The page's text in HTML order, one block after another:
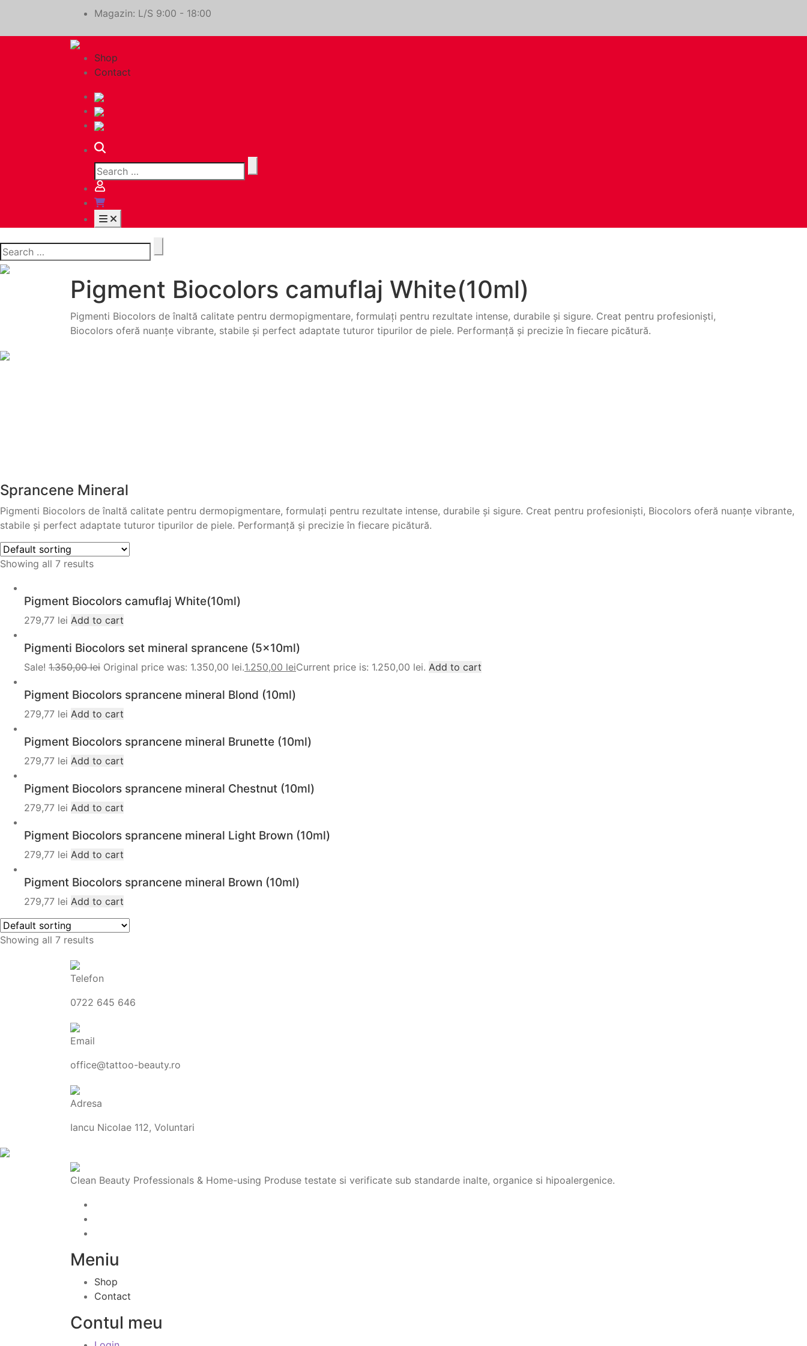
Magazin: L/S 9:00 - 18:00
Shop
Contact
Pigment Biocolors camuflaj White(10ml)
Pigmenti Biocolors de înaltă calitate pentru dermopigmentare, formulați pentru rezultate intense, durabile și sigure. Creat pentru profesioniști,
Biocolors oferă nuanțe vibrante, stabile și perfect adaptate tuturor tipurilor de piele. Performanță și precizie în fiecare picătură.
Sprancene Mineral
Pigmenti Biocolors de înaltă calitate pentru dermopigmentare, formulați pentru rezultate intense, durabile și sigure. Creat pentru profesioniști, Biocolors oferă nuanțe vibrante,
stabile și perfect adaptate tuturor tipurilor de piele. Performanță și precizie în fiecare picătură.
Showing all 7 results
Pigment Biocolors camuflaj White(10ml)
279,77 lei Add to cart
Pigmenti Biocolors set mineral sprancene (5x10ml)
Sale! 1.350,00lei Original price was: 1.350,00 lei.1.250,00 leiCurrent price is: 1.250,00 lei. Add to cart
Pigment Biocolors sprancene mineral Blond (10ml)
279,77 lei Add to cart
Pigment Biocolors sprancene mineral Brunette (10ml)
279,77 lei Add to cart
Pigment Biocolors sprancene mineral Chestnut (10ml)
279,77 lei Add to cart
Pigment Biocolors sprancene mineral Light Brown (10ml)
279,77 lei Add to cart
Pigment Biocolors sprancene mineral Brown (10ml)
279,77 lei Add to cart
Showing all 7 results
Telefon
0722 645 646
Email
office@tattoo-beauty.ro
Adresa
Iancu Nicolae 112, Voluntari
Clean Beauty Professionals & Home-using Produse testate si verificate sub standarde inalte, organice si hipoalergenice.
Meniu
Shop
Contact
Contul meu